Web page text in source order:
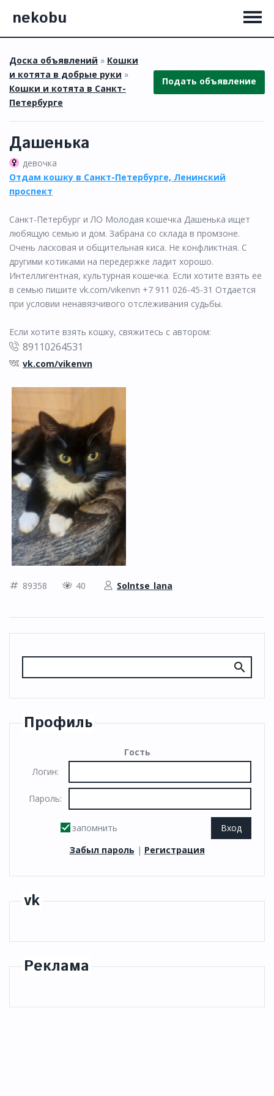
nekobu
Доска объявлений » Кошки
и котята в добрые руки »
Кошки и котята в Санкт-
Петербурге
Подать объявление
Дашенька
девочка
Отдам кошку в Санкт-Петербурге, Ленинский
проспект
Санкт-Петербург и ЛО Молодая кошечка Дашенька ищет
любящую семью и дом. Забрана со склада в промзоне.
Очень ласковая и общительная киса. Не конфликтная. С
другими котиками на передержке ладит хорошо.
Интеллигентная, культурная кошечка. Если хотите взять ее
в семью пишите vk.com/vikenvn +7 911 026-45-31 Отдается
при условии ненавязчивого отслеживания судьбы.
Если хотите взять кошку, свяжитесь с автором:
89110264531
vk.com/vikenvn
89358 40 Solntse_lana
Профиль
Гость
Логин:
Пароль:
запомнить
Забыл пароль | Регистрация
vk
Реклама